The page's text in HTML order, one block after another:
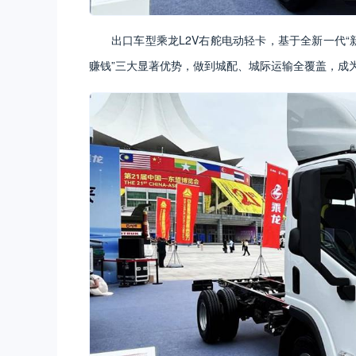
出口车型乘龙L2V右舵电动轻卡，基于全新一代
赚钱”三大显著优势，做到城配、城际运输全覆盖，成